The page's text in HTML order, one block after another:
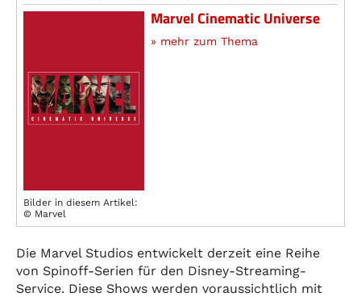
Bilder in diesem Artikel:
© Marvel
Marvel Cinematic Universe
» mehr zum Thema
Die Marvel Studios entwickelt derzeit eine Reihe
von Spinoff-Serien für den Disney-Streaming-
Service. Diese Shows werden voraussichtlich mit